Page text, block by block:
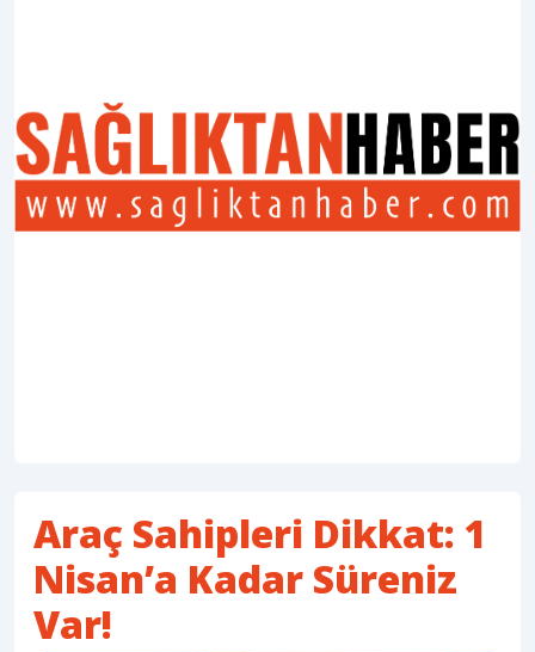
Araç Sahipleri Dikkat: 1
Nisan’a Kadar Süreniz
Var!